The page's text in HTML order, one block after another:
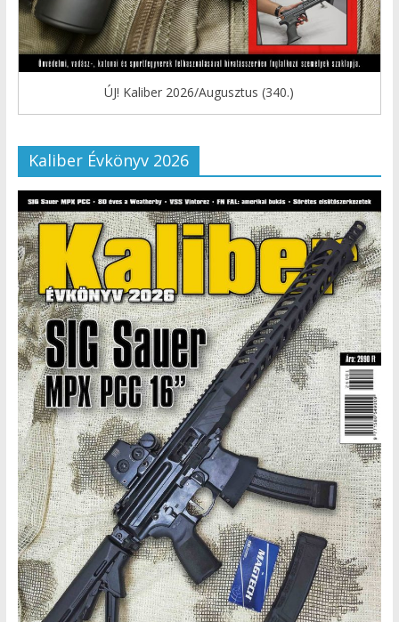
ÚJ! Kaliber 2026/Augusztus (340.)
Kaliber Évkönyv 2026